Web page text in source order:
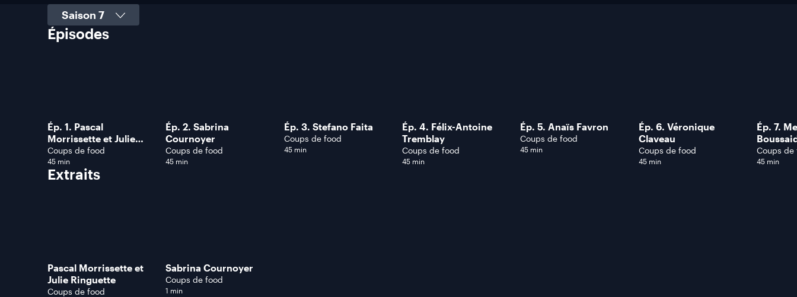
Sélectionner une saison
Épisodes
Ép. 1. Pascal
Morrissette et Julie
Ringuette
Coups de food
45 min
Ép. 2. Sabrina
Cournoyer
Coups de food
45 min
Ép. 3. Stefano Faita
Coups de food
45 min
Ép. 4. Félix-Antoine
Tremblay
Coups de food
45 min
Ép. 5. Anaïs Favron
Coups de food
45 min
Ép. 6. Véronique
Claveau
Coups de food
45 min
Ép. 7.
Coups de
45 min
Extraits
Pascal Morrissette et
Julie Ringuette
Coups de food
Sabrina Cournoyer
Coups de food
1 min